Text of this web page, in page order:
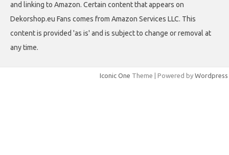
and linking to Amazon. Certain content that appears on
Dekorshop.eu Fans comes from Amazon Services LLC. This
content is provided 'as is' and is subject to change or removal at
any time.
Iconic One Theme | Powered by Wordpress